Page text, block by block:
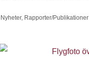
Nyheter, Rapporter/Publikationer